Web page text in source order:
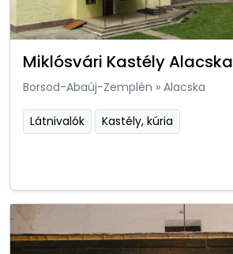
Miklósvári Kastély Alacska
Borsod-Abaúj-Zemplén » Alacska
Látnivalók Kastély, kúria